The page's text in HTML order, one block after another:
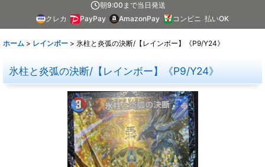
朝9:00まで当日発送
クレカ
PayPay AmazonPay コンビニ 払いOK
ホーム > レインボー > 氷柱と炎弧の決断/【レインボー】《P9/Y24》
氷柱と炎弧の決断/【レインボー】《P9/Y24》